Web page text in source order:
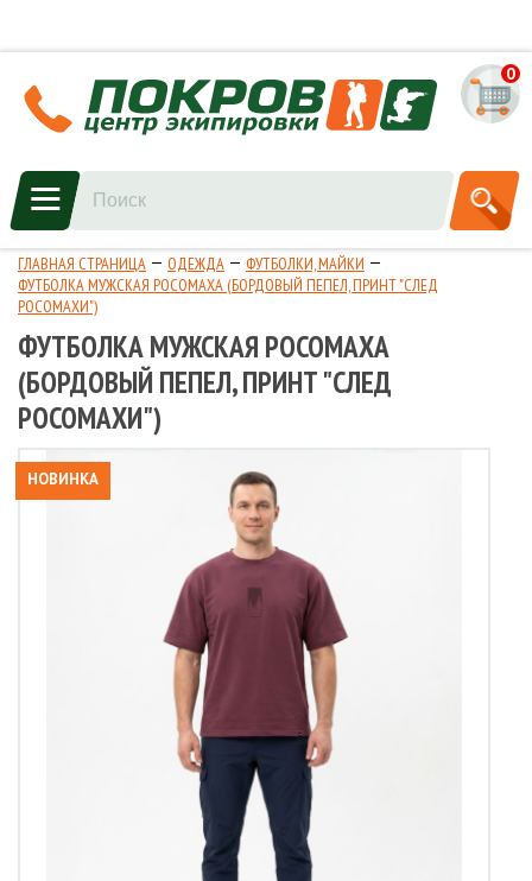
0
ГЛАВНАЯ СТРАНИЦА ОДЕЖДА
ФУТБОЛКИ, МАЙКИ
ФУТБОЛКА МУЖСКАЯ РОСОМАХА (БОРДОВЫЙ ПЕПЕЛ, ПРИНТ "СЛЕД
РОСОМАХИ")
ФУТБОЛКА МУЖСКАЯ РОСОМАХА
(БОРДОВЫЙ ПЕПЕЛ, ПРИНТ "СЛЕД
РОСОМАХИ")
НОВИНКА